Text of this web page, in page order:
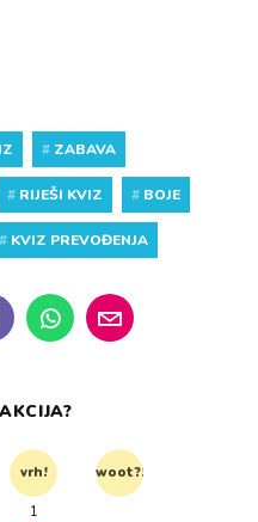
# ZABAVA
# RIJEŠI KVIZ # BOJE
# KVIZ PREVOĐENJA
vrh! woot?!
1